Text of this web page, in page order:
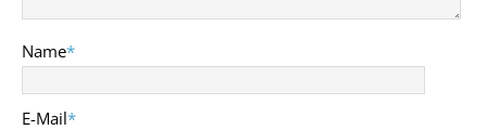
Name*
E-Mail*